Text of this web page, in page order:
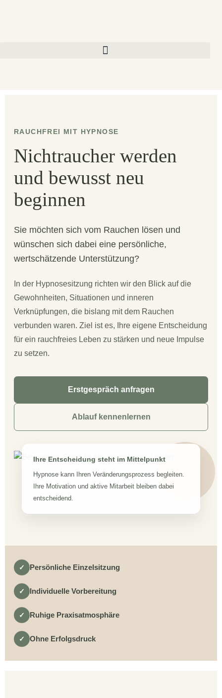
RAUCHFREI MIT HYPNOSE
Nichtraucher werden
und bewusst neu
beginnen
Sie möchten sich vom Rauchen lösen und
wünschen sich dabei eine persönliche,
wertschätzende Unterstützung?
In der Hypnosesitzung richten wir den Blick auf die
Gewohnheiten, Situationen und inneren
Verknüpfungen, die bislang mit dem Rauchen
verbunden waren. Ziel ist es, Ihre eigene Entscheidung
für ein rauchfreies Leben zu stärken und neue Impulse
zu setzen.
Erstgespräch anfragen
Ablauf kennenlernen
Ihre Entscheidung steht im Mittelpunkt
Hypnose kann Ihren Veränderungsprozess begleiten.
Ihre Motivation und aktive Mitarbeit bleiben dabei
entscheidend.
✓ Persönliche Einzelsitzung
✓ Individuelle Vorbereitung
✓ Ruhige Praxisatmosphäre
✓ Ohne Erfolgsdruck